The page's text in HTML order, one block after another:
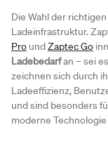
Die Wahl der
Ladeinfrastruktur.
Pro undZaptec Go
Ladebedarfan – sei
zeichnen sich durch
Ladeeffizienz,
und sind besonders
moderne